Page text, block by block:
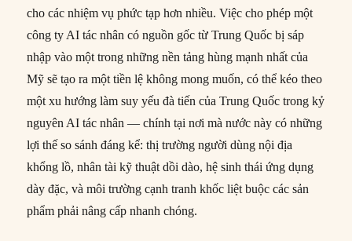
cho các nhiệm vụ phức tạp hơn nhiều. Việc cho phép một
công ty AI tác nhân có nguồn gốc từ Trung Quốc bị sáp
nhập vào một trong những nền tảng hùng mạnh nhất của
Mỹ sẽ tạo ra một tiền lệ không mong muốn, có thể kéo theo
một xu hướng làm suy yếu đà tiến của Trung Quốc trong kỷ
nguyên AI tác nhân — chính tại nơi mà nước này có những
lợi thế so sánh đáng kể: thị trường người dùng nội địa
khổng lồ, nhân tài kỹ thuật dồi dào, hệ sinh thái ứng dụng
dày đặc, và môi trường cạnh tranh khốc liệt buộc các sản
phẩm phải nâng cấp nhanh chóng.